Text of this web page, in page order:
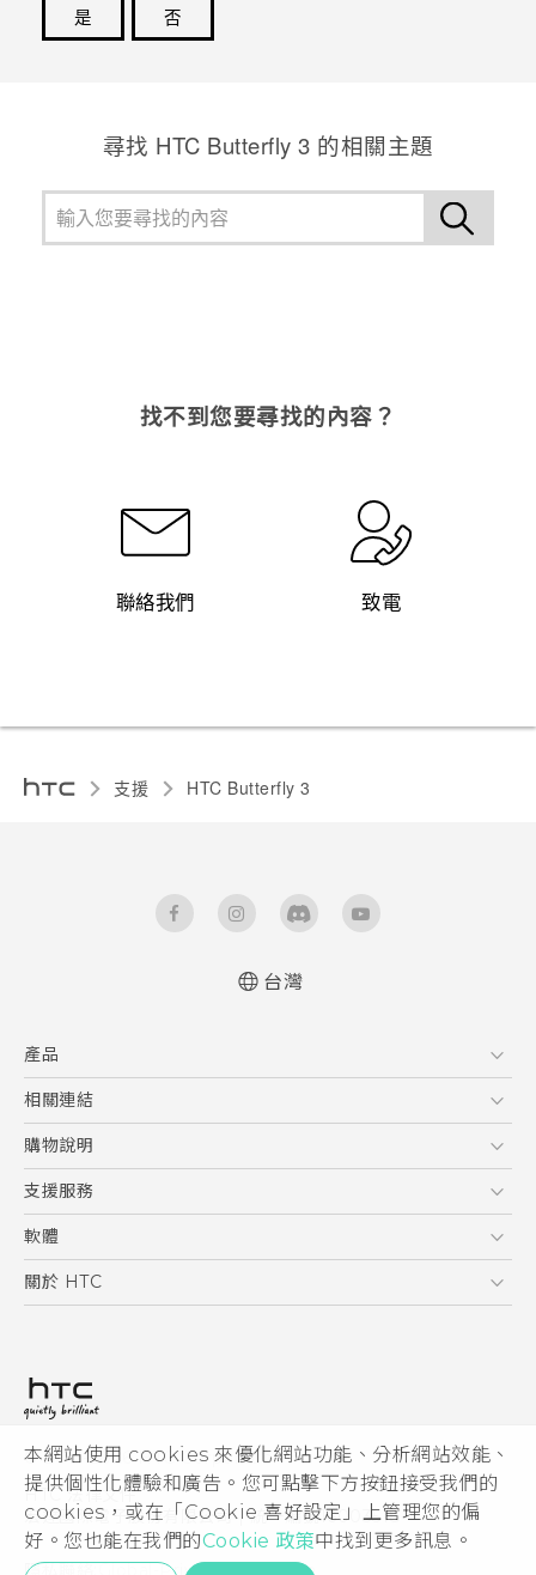
本網站使用 cookies 來優化網站功能、分析網站效能、
提供個性化體驗和廣告。您可點擊下方按鈕接受我們的
cookies，或在「Cookie 喜好設定」上管理您的偏
好。您也能在我們的Cookie 政策中找到更多訊息。
是
否
尋找 HTC Butterfly 3 的相關主題
找不到您要尋找的內容？
聯絡我們 致電
支援 HTC Butterfly 3‎
User manual
台灣
產品
5G
智慧型手機
配件
相關連結
HTC Research
購物說明
購物須知
訂單管理
付款方式
支援服務
到府收送維修服務
服務中心資訊
客戶服務佈告欄
軟體
應用程式
HTC Sync Manager
關於 HTC
投資人
隱私權政策
產品安全性
Cookie
© 2011-2026 HTC Corporation
HTC 法律文件
宏達國際電子股份有限公司 | 統一編號16003518
隱私聯絡:Global-Privacy@htc.com